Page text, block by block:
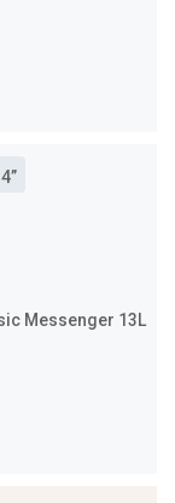
Messenger 13L